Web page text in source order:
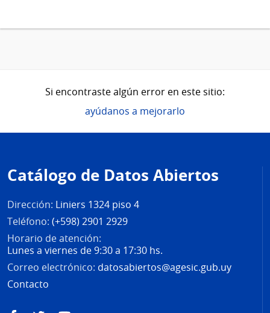
Si encontraste algún error en este sitio:
ayúdanos a mejorarlo
de
página
Catálogo de Datos Abiertos
Dirección: Liniers 1324 piso 4
Teléfono: (+598) 2901 2929
Horario de atención:
Lunes a viernes de 9:30 a 17:30 hs.
Correo electrónico: datosabiertos@agesic.gub.uy
Contacto